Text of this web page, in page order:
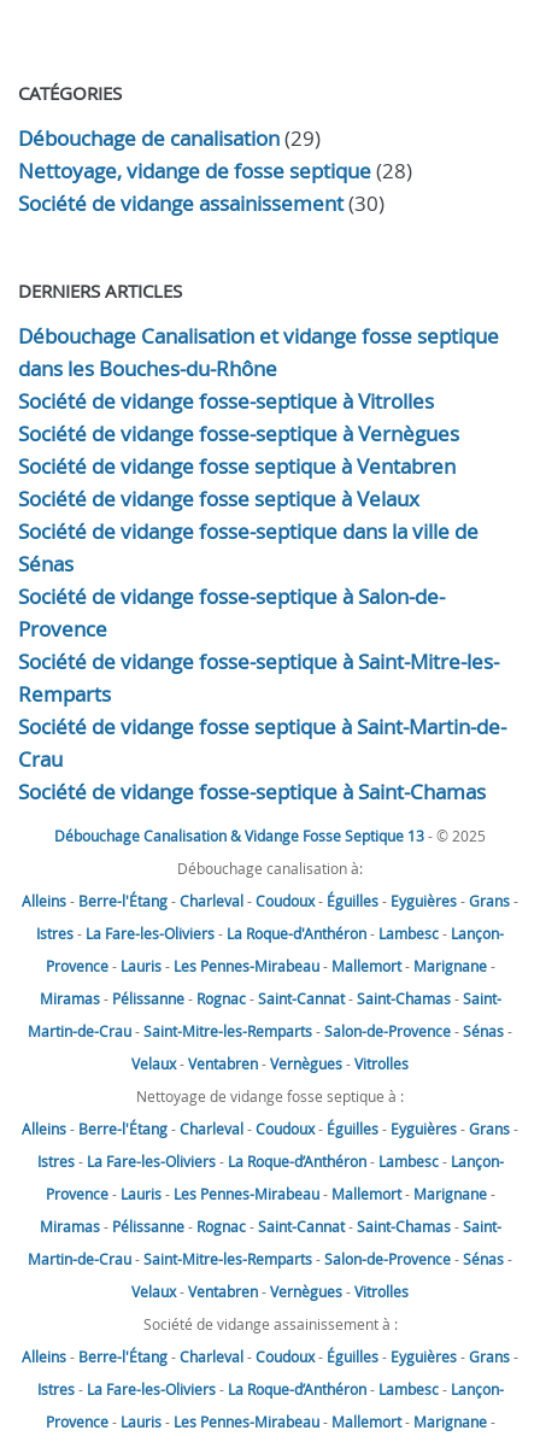
CATÉGORIES
Débouchage de canalisation(29)
Nettoyage, vidange de fosse septique(28)
Société de vidange assainissement(30)
DERNIERS ARTICLES
Débouchage Canalisation et vidange fosse septique
dans les Bouches-du-Rhône
Société de vidange fosse-septique à Vitrolles
Société de vidange fosse-septique à Vernègues
Société de vidange fosse septique à Ventabren
Société de vidange fosse septique à Velaux
Société de vidange fosse-septique dans la ville de
Sénas
Société de vidange fosse-septique à Salon-de-
Provence
Société de vidange fosse-septique à Saint-Mitre-les-
Remparts
Société de vidange fosse septique à Saint-Martin-de-
Crau
Société de vidange fosse-septique à Saint-Chamas
Débouchage Canalisation & Vidange Fosse Septique 13- © 2025
Débouchage canalisation à:
Alleins- Berre-l'Étang-Charleval-Coudoux- Éguilles- Eyguières-Grans-
Istres- La Fare-les-Oliviers- La Roque-d'Anthéron- Lambesc- Lançon-
Provence- Lauris- Les Pennes-Mirabeau- Mallemort- Marignane-
Miramas- Pélissanne- Rognac-Saint-Cannat-Saint-Chamas-Saint-
Martin-de-Crau-Saint-Mitre-les-Remparts-Salon-de-Provence-Sénas-
Velaux-Ventabren-Vernègues-Vitrolles
Nettoyage de vidange fosse septique à :
Alleins- Berre-l'Étang-Charleval-Coudoux- Éguilles- Eyguières-Grans-
Istres- La Fare-les-Oliviers- La Roque-d’Anthéron- Lambesc- Lançon-
Provence- Lauris- Les Pennes-Mirabeau- Mallemort- Marignane-
Miramas- Pélissanne- Rognac-Saint-Cannat-Saint-Chamas-Saint-
Martin-de-Crau-Saint-Mitre-les-Remparts-Salon-de-Provence-Sénas-
Velaux-Ventabren-Vernègues-Vitrolles
Société de vidange assainissement à :
Alleins- Berre-l'Étang-Charleval-Coudoux- Éguilles- Eyguières-Grans-
Istres- La Fare-les-Oliviers- La Roque-d’Anthéron- Lambesc- Lançon-
Provence- Lauris- Les Pennes-Mirabeau- Mallemort- Marignane-